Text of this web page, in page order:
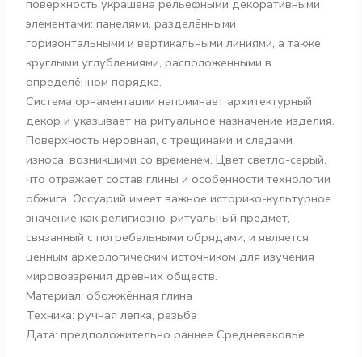
поверхность украшена рельефными декоративными
элементами: панелями, разделёнными
горизонтальными и вертикальными линиями, а также
круглыми углублениями, расположенными в
определённом порядке.
Система орнаментации напоминает архитектурный
декор и указывает на ритуальное назначение изделия.
Поверхность неровная, с трещинами и следами
износа, возникшими со временем. Цвет светло-серый,
что отражает состав глины и особенности технологии
обжига. Оссуарий имеет важное историко-культурное
значение как религиозно-ритуальный предмет,
связанный с погребальными обрядами, и является
ценным археологическим источником для изучения
мировоззрения древних обществ.
Материал: обожжённая глина
Техника: ручная лепка, резьба
Дата: предположительно раннее Средневековье